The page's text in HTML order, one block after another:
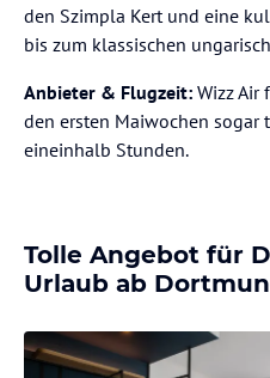
den Szimpla Kert und eine
bis zum klassischen
Anbieter & Flugzeit: Wizz Air
den ersten Maiwochen sogar
eineinhalb Stunden.
Tolle Angebot für
Urlaub ab